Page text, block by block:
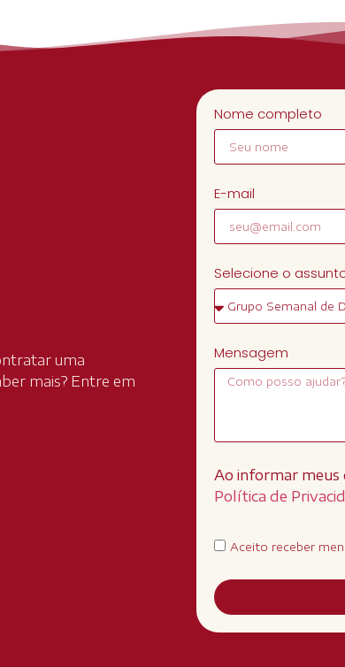
uma
mais? Entre em
Nome completo
E-mail
Selecione o
Mensagem
Ao informar meus
Política de
Aceito receber